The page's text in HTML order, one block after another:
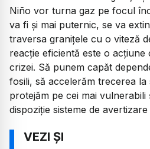
Niño vor turna gaz pe focul
va fi și mai puternic, se va
traversa granițele cu o viteză
reacție eficientă este o acțiune
crizei. Să punem capăt
fosili, să accelerăm trecerea
protejăm pe cei mai vulnerabili
dispoziție sisteme de